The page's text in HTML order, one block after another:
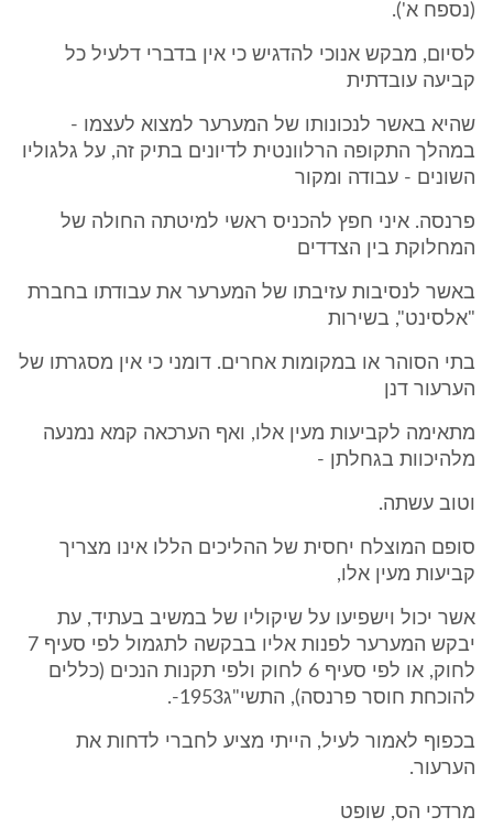
(נספח א').
לסיום, מבקש אנוכי להדגיש כי אין בדברי דלעיל כל
קביעה עובדתית
שהיא באשר לנכונותו של המערער למצוא לעצמו -
במהלך התקופה הרלוונטית לדיונים בתיק זה, על גלגוליו
השונים - עבודה ומקור
פרנסה. איני חפץ להכניס ראשי למיטתה החולה של
המחלוקת בין הצדדים
באשר לנסיבות עזיבתו של המערער את עבודתו בחברת
"אלסינט", בשירות
בתי הסוהר או במקומות אחרים. דומני כי אין מסגרתו של
הערעור דנן
מתאימה לקביעות מעין אלו, ואף הערכאה קמא נמנעה
מלהיכוות בגחלתן -
וטוב עשתה.
סופם המוצלח יחסית של ההליכים הללו אינו מצריך
קביעות מעין אלו,
אשר יכול וישפיעו על שיקוליו של במשיב בעתיד, עת
יבקש המערער לפנות אליו בבקשה לתגמול לפי סעיף 7
לחוק, או לפי סעיף 6 לחוק ולפי תקנות הנכים (כללים
להוכחת חוסר פרנסה), התשי"ג1953-.
בכפוף לאמור לעיל, הייתי מציע לחברי לדחות את
הערעור.
מרדכי הס, שופט